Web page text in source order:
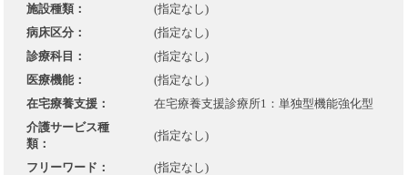
施設種類：
(指定なし)
病床区分：
(指定なし)
診療科目：
(指定なし)
医療機能：
(指定なし)
在宅療養支援：
在宅療養支援診療所1：単独型機能強化型
介護サービス種
類：
(指定なし)
フリーワード： (指定なし)